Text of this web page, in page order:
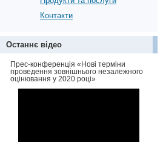
Контакти
Останнє відео
Прес-конференція «Нові терміни
проведення зовнішнього незалежного
оцінювання у 2020 році»